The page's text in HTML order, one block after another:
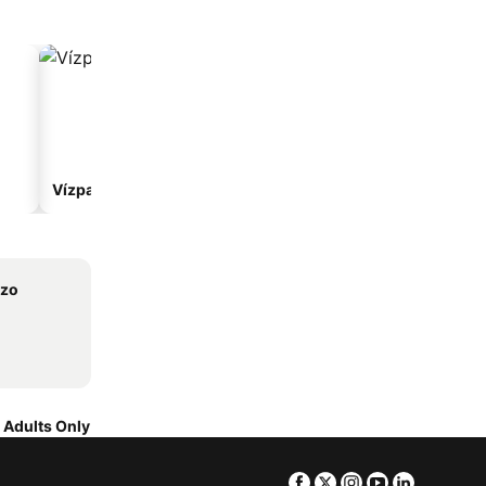
Vízparti hotelek
Only
Facebook
TwitterInstagram
Youtube